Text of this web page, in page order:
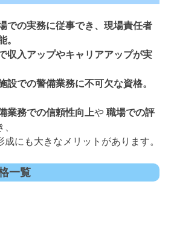
での実務に従事でき、現場責任者
。
収入アップやキャリアアップが実
設での警備業務に不可欠な資格。
業務での信頼性向上や 職場での評
にも大きなメリットがあります。
一覧